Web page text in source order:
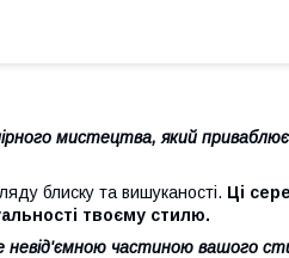
мистецтва, який приваблює
блиску та вишуканості. Ці
твоєму стилю.
невід'ємною частиною вашого